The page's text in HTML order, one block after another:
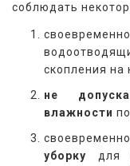
соблюдать
своевременно
скопления на
не
влажности
уборку для